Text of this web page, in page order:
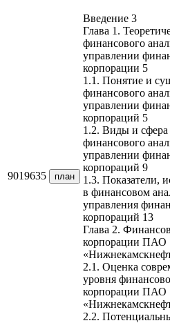
9019635 план
Введение 3
Глава 1.
финансового
управлении
корпорации 5
1.1. Понятие и
финансового
управлении
корпораций 5
1.2. Виды и
финансового
управлении
корпораций 9
1.3. Показатели,
в финансовом
управления
корпораций 13
Глава 2.
корпорации ПАО
2.1. Оценка
уровня
корпорации ПАО
2.2.